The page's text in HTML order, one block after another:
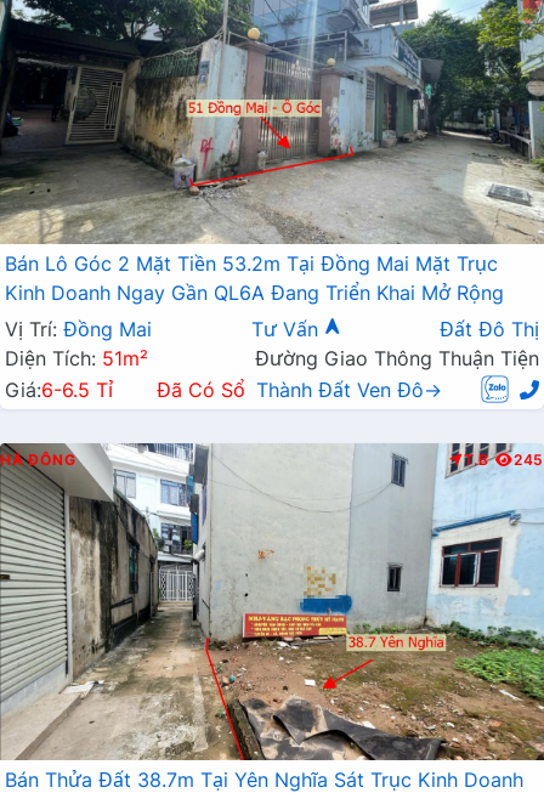
Bán Lô Góc 2 Mặt Tiền 53.2m Tại Đồng Mai Mặt Trục
Kinh Doanh Ngay Gần QL6A Đang Triển Khai Mở Rộng
Vị Trí: Đồng Mai Tư Vấn
Đất Đô Thị
Diện Tích: 51m²
Đường Giao Thông Thuận Tiện
Giá:6-6.5 Tỉ Đã Có Sổ Thành Đất Ven Đô→
HÀ ĐÔNG T.B 245
Bán Thửa Đất 38.7m Tại Yên Nghĩa Sát Trục Kinh Doanh